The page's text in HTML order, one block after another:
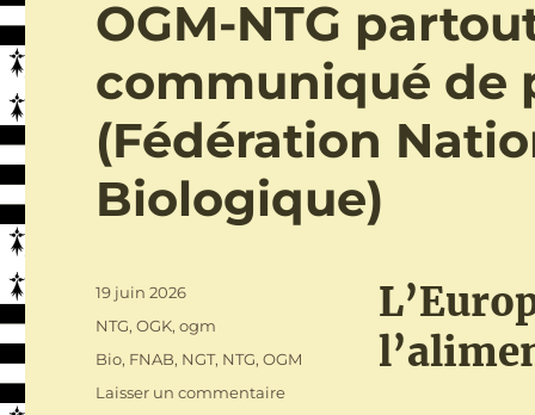
/
en
breton
français
lire
et
OGM-NTG
communiqué de
(Fédération
Biologique)
Publié
19 juin 2026
Catégories
NTG,OGK,ogm
Étiquettes
Bio, FNAB, NGT, NTG,OGM
Laisser un commentairesur